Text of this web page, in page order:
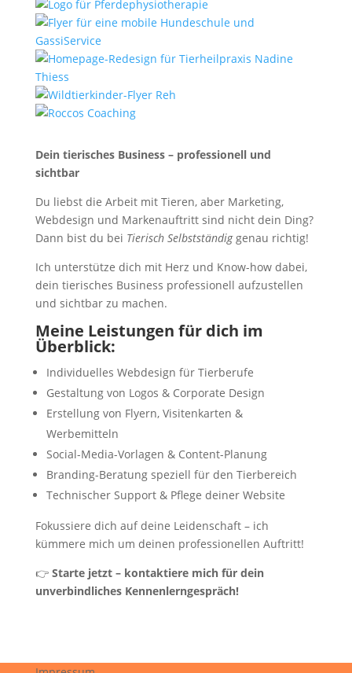
Dein tierisches Business – professionell und
sichtbar
Du liebst die Arbeit mit Tieren, aber Marketing,
Webdesign und Markenauftritt sind nicht dein Ding?
Dann bist du bei Tierisch Selbstständiggenau richtig!
Ich unterstütze dich mit Herz und Know-how dabei,
dein tierisches Business professionell aufzustellen
und sichtbar zu machen.
Meine Leistungen für dich im
Überblick:
Individuelles Webdesign für Tierberufe
Gestaltung von Logos & Corporate Design
Erstellung von Flyern, Visitenkarten &
Werbemitteln
Social-Media-Vorlagen & Content-Planung
Branding-Beratung speziell für den Tierbereich
Technischer Support & Pflege deiner Website
Fokussiere dich auf deine Leidenschaft – ich
kümmere mich um deinen professionellen Auftritt!
👉 Starte jetzt – kontaktiere mich für dein
unverbindliches Kennenlerngespräch!